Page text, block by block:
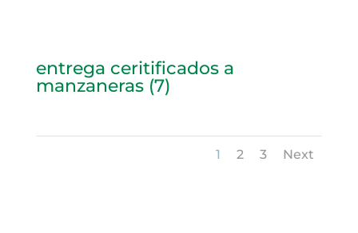
entrega ceritificados a
manzaneras (7)